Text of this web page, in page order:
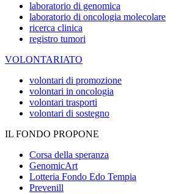
laboratorio di genomica
laboratorio di oncologia molecolare
ricerca clinica
registro tumori
VOLONTARIATO
volontari di promozione
volontari in oncologia
volontari trasporti
volontari di sostegno
IL FONDO PROPONE
Corsa della speranza
GenomicArt
Lotteria Fondo Edo Tempia
Prevenill